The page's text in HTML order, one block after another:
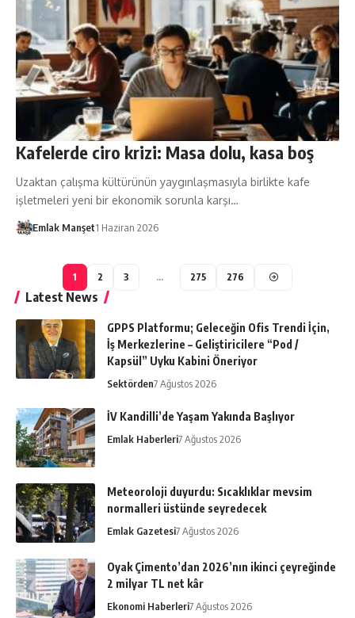
Kafelerde ciro krizi: Masa dolu, kasa boş
Uzaktan çalışma kültürünün yaygınlaşmasıyla birlikte kafe
işletmeleri yeni bir ekonomik sorunla karşı…
Emlak Manşet1 Haziran 2026
1 2 3 … 275 276
Latest News
GPPS Platformu; Geleceğin Ofis Trendi İçin,
İş Merkezlerine – Geliştiricilere “Pod /
Kapsül” Uyku Kabini Öneriyor
Sektörden7 Ağustos 2026
İV Kandilli’de Yaşam Yakında Başlıyor
Emlak Haberleri7 Ağustos 2026
Meteoroloji duyurdu: Sıcaklıklar mevsim
normalleri üstünde seyredecek
Emlak Gazetesi7 Ağustos 2026
Oyak Çimento’dan 2026’nın ikinci çeyreğinde
2 milyar TL net kâr
Ekonomi Haberleri7 Ağustos 2026